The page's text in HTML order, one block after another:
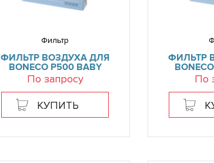
Фильтр
ФИЛЬТР ВОЗДУХА ДЛЯ
BONECO P500 BABY
По запросу
КУПИТЬ
ФИЛЬТР
По